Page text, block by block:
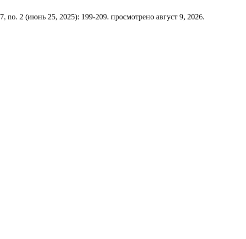
7, no. 2 (июнь 25, 2025): 199-209. просмотрено август 9, 2026.